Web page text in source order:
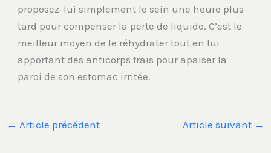
proposez-lui simplement le sein une heure plus
tard pour compenser la perte de liquide. C’est le
meilleur moyen de le réhydrater tout en lui
apportant des anticorps frais pour apaiser la
paroi de son estomac irritée.
← Article précédent Article suivant →